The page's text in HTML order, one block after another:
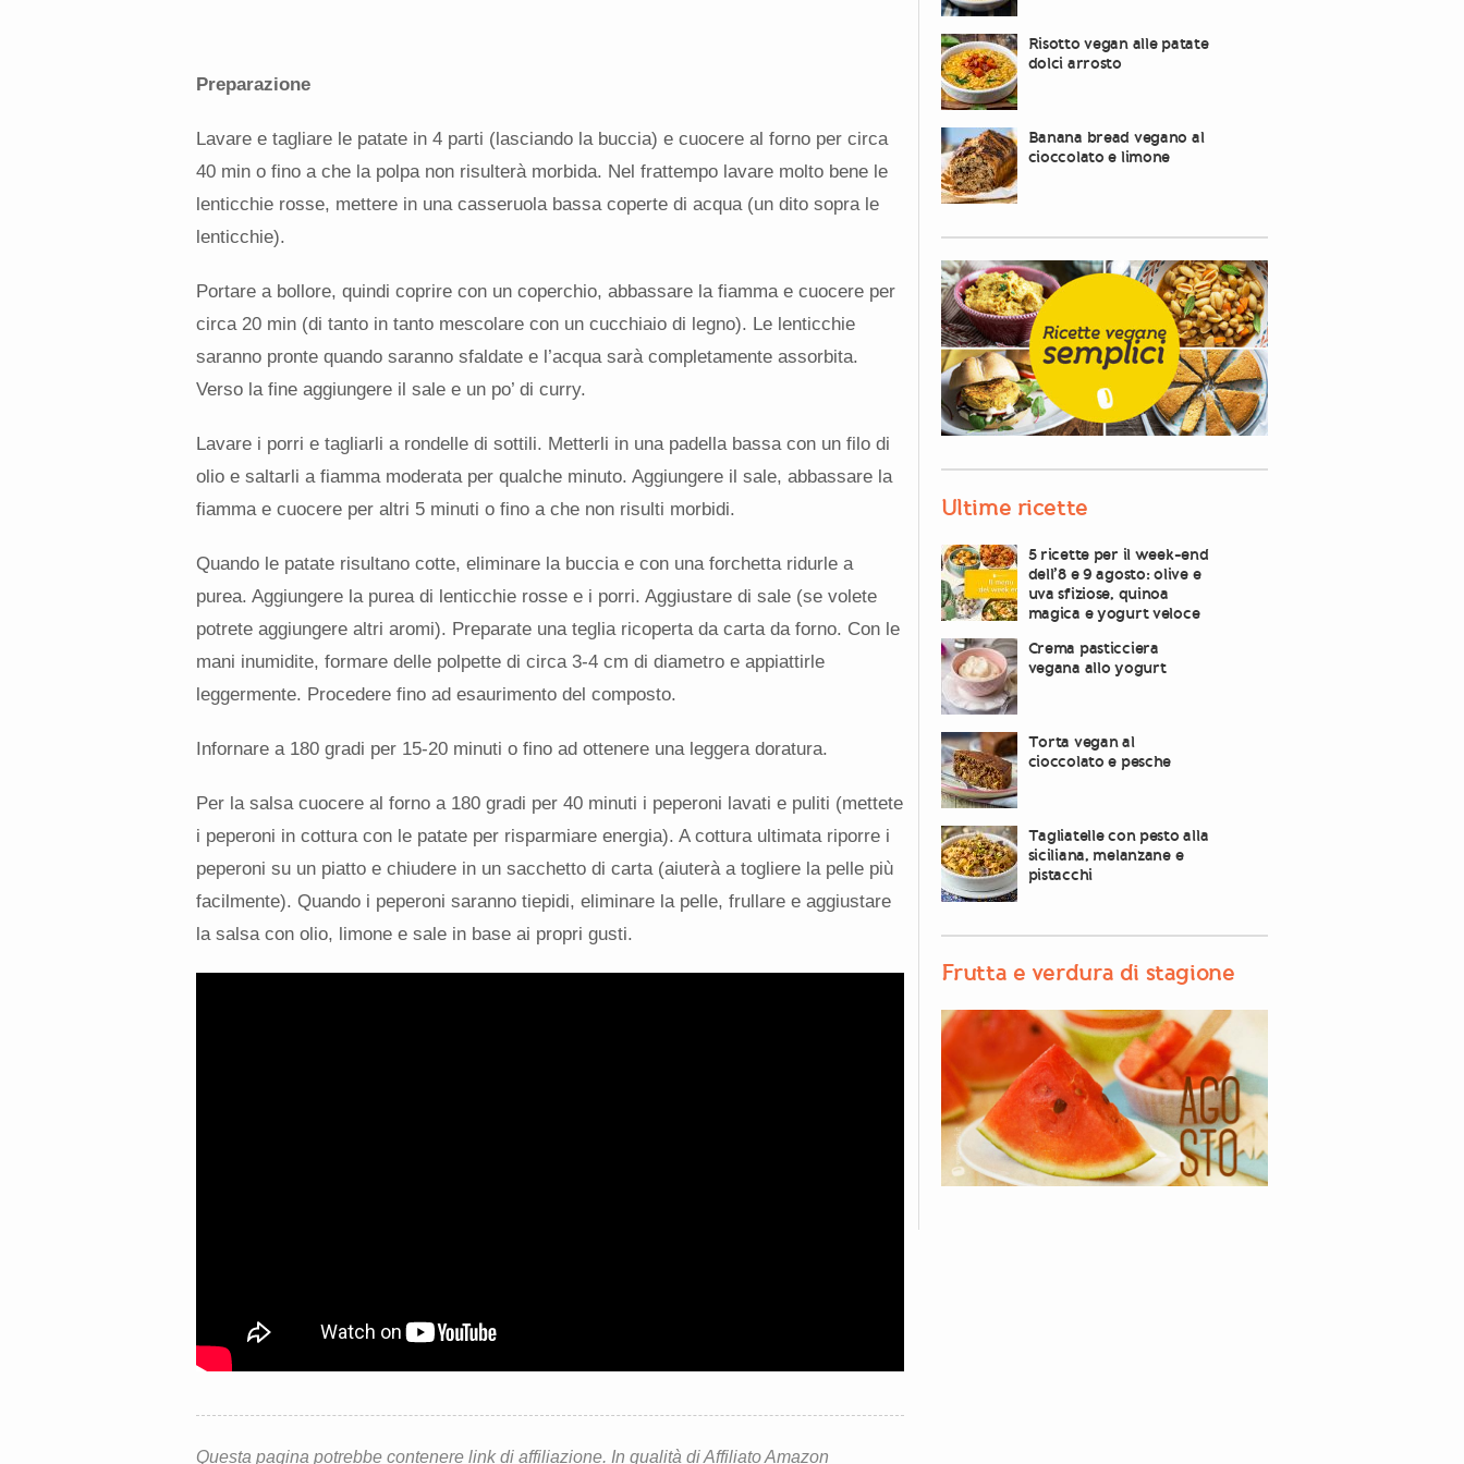
Preparazione
Lavare e tagliare le patate in 4 parti (lasciando la buccia) e cuocere al forno per circa
40 min o fino a che la polpa non risulterà morbida. Nel frattempo lavare molto bene le
lenticchie rosse, mettere in una casseruola bassa coperte di acqua (un dito sopra le
lenticchie).
Portare a bollore, quindi coprire con un coperchio, abbassare la fiamma e cuocere per
circa 20 min (di tanto in tanto mescolare con un cucchiaio di legno). Le lenticchie
saranno pronte quando saranno sfaldate e l’acqua sarà completamente assorbita.
Verso la fine aggiungere il sale e un po’ di curry.
Lavare i porri e tagliarli a rondelle di sottili. Metterli in una padella bassa con un filo di
olio e saltarli a fiamma moderata per qualche minuto. Aggiungere il sale, abbassare la
fiamma e cuocere per altri 5 minuti o fino a che non risulti morbidi.
Quando le patate risultano cotte, eliminare la buccia e con una forchetta ridurle a
purea. Aggiungere la purea di lenticchie rosse e i porri. Aggiustare di sale (se volete
potrete aggiungere altri aromi). Preparate una teglia ricoperta da carta da forno. Con le
mani inumidite, formare delle polpette di circa 3-4 cm di diametro e appiattirle
leggermente. Procedere fino ad esaurimento del composto.
Infornare a 180 gradi per 15-20 minuti o fino ad ottenere una leggera doratura.
Per la salsa cuocere al forno a 180 gradi per 40 minuti i peperoni lavati e puliti (mettete
i peperoni in cottura con le patate per risparmiare energia). A cottura ultimata riporre i
peperoni su un piatto e chiudere in un sacchetto di carta (aiuterà a togliere la pelle più
facilmente). Quando i peperoni saranno tiepidi, eliminare la pelle, frullare e aggiustare
la salsa con olio, limone e sale in base ai propri gusti.
Questa pagina potrebbe contenere link di affiliazione. In qualità di Affiliato Amazon
Risotto vegan alle patate
dolci arrosto
Banana bread vegano al
cioccolato e limone
Ultime ricette
5 ricette per il week-end
dell’8 e 9 agosto: olive e
uva sfiziose, quinoa
magica e yogurt veloce
Crema pasticciera
vegana allo yogurt
Torta vegan al
cioccolato e pesche
Tagliatelle con pesto alla
siciliana, melanzane e
pistacchi
Frutta e verdura di stagione